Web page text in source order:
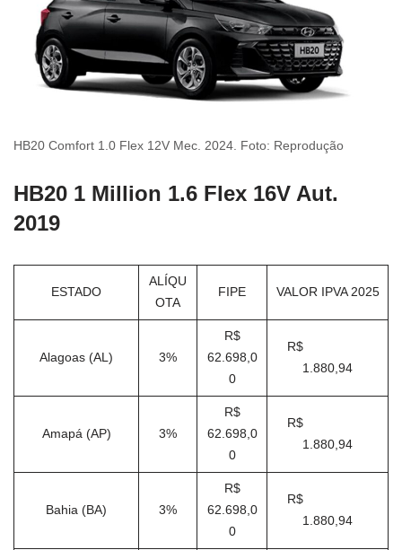
HB20 Comfort 1.0 Flex 12V Mec. 2024. Foto: Reprodução
HB20 1 Million 1.6 Flex 16V Aut.
2019
ESTADO
ALÍQU
OTA
FIPE VALOR IPVA 2025
Alagoas (AL) 3%
R$
62.698,0
0
R$
1.880,94
Amapá (AP) 3%
R$
62.698,0
0
R$
1.880,94
Bahia (BA) 3%
R$
62.698,0
0
R$
1.880,94